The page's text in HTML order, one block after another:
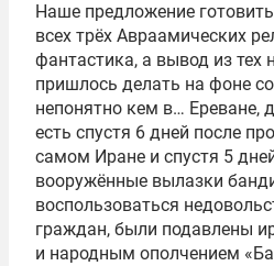
Наше предложение
всех трёх Авраамических
фантастика, а вывод из тех
пришлось делать на фоне
непонятно кем в… Ереване,
есть спустя 6 дней после
самом Иране и спустя 5
вооружённые вылазки
воспользоваться
граждан, были подавлены
и народным ополчением